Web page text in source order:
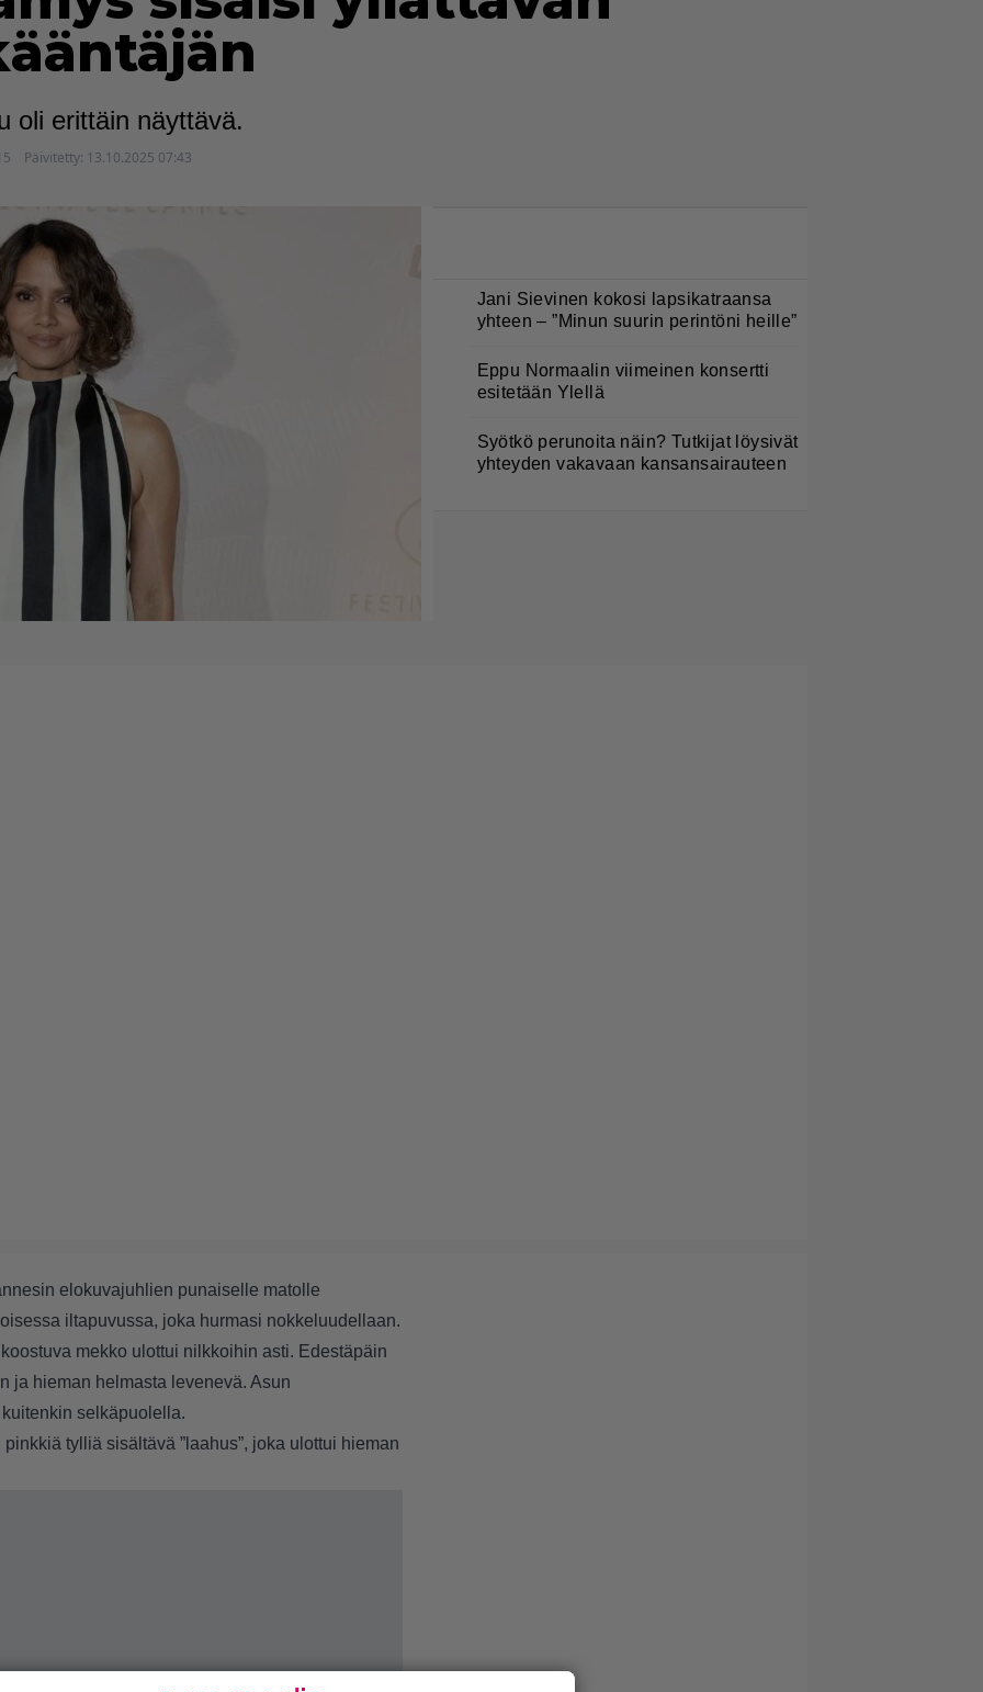
oli erittäin näyttävä.
Päivitetty: 13.10.2025 07:43
Jani Sievinen kokosi lapsikatraansa
yhteen – ”Minun suurin perintöni heille”
Eppu Normaalin viimeinen konsertti
esitetään Ylellä
Syötkö perunoita näin? Tutkijat löysivät
yhteyden vakavaan kansansairauteen
elokuvajuhlien punaiselle matolle
iltapuvussa, joka hurmasi nokkeluudellaan.
mekko ulottui nilkkoihin asti. Edestäpäin
ja hieman helmasta levenevä. Asun
selkäpuolella.
tylliä sisältävä ”laahus”, joka ulottui hieman